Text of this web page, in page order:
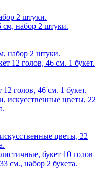
2 штуки.
набор 2 штуки.
голов, 46 см. 1 букет.
цветы, 22